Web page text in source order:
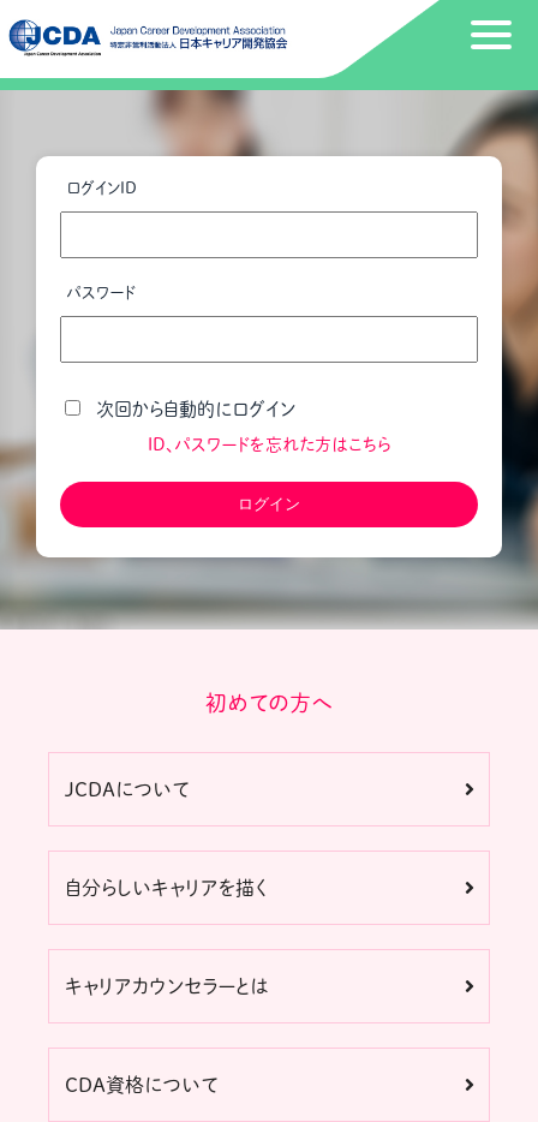
ログインID
パスワード
次回から自動的にログイン
ID、パスワードを忘れた方はこちら
初めての方へ
JCDAについて
自分らしいキャリアを描く
キャリアカウンセラーとは
CDA資格について